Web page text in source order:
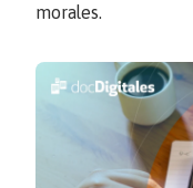
morales.